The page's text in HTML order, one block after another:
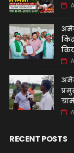
RECENT POSTS